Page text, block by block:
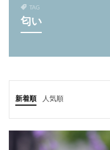
TAG
匂い
新着順 人気順